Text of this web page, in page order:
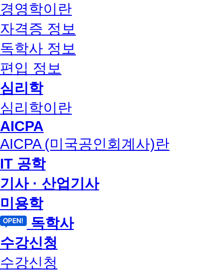
경영학이란
자격증 정보
독학사 정보
편입 정보
심리학
심리학이란
AICPA
AICPA (미국공인회계사)란
IT 공학
기사 · 산업기사
미용학
독학사
수강신청
수강신청